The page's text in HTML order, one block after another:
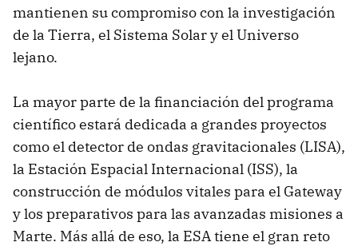
mantienen su compromiso con la investigación
de la Tierra, el Sistema Solar y el Universo
lejano.
La mayor parte de la financiación del programa
científico estará dedicada a grandes proyectos
como el detector de ondas gravitacionales (LISA),
la Estación Espacial Internacional (ISS), la
construcción de módulos vitales para el Gateway
y los preparativos para las avanzadas misiones a
Marte. Más allá de eso, la ESA tiene el gran reto